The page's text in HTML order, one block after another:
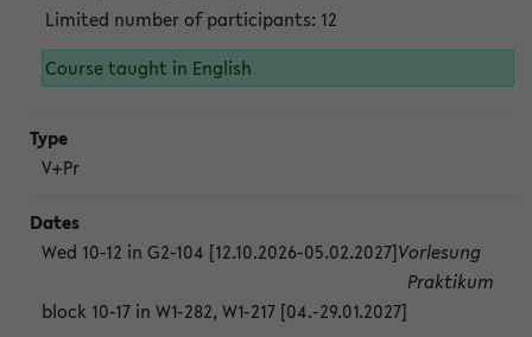
Limited number of participants: 12
Course taught in English
V+Pr
Wed 10-12 in G2-104 [12.10.2026-05.02.2027]Vorlesung
block 10-17 in W1-282, W1-217 [04.-29.01.2027]
Praktikum